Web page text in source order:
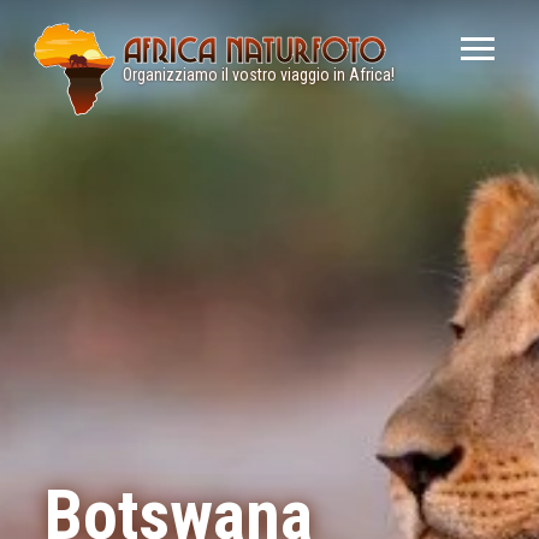
Organizziamo il vostro viaggio in Africa!
principale
Namibia
Botswana
Zambia
Uganda